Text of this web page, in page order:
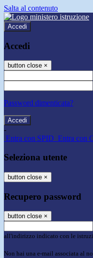
Salta al contenuto
Accedi
Accedi
button close ×
Password dimenticata?
-
Entra con SPID Entra con
Seleziona utente
button close ×
Recupero password
button close ×
all'indirizzo indicato con le
Non hai una e-mail associata al